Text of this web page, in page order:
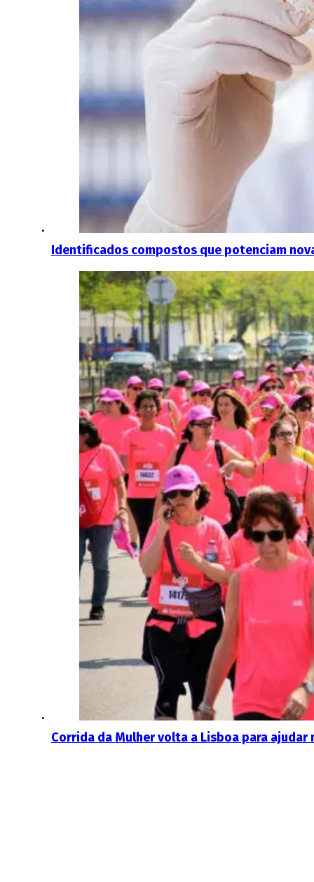
Identificados compostos que potenciam
Corrida da Mulher volta a Lisboa para ajudar